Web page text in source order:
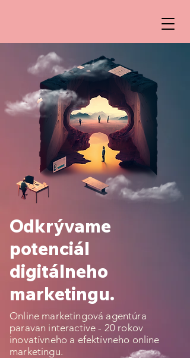
Odkrývame
potenciál
digitálneho
marketingu.
Online marketingová agentúra
paravan interactive - 20 rokov
inovatívneho a efektívneho online
marketingu.